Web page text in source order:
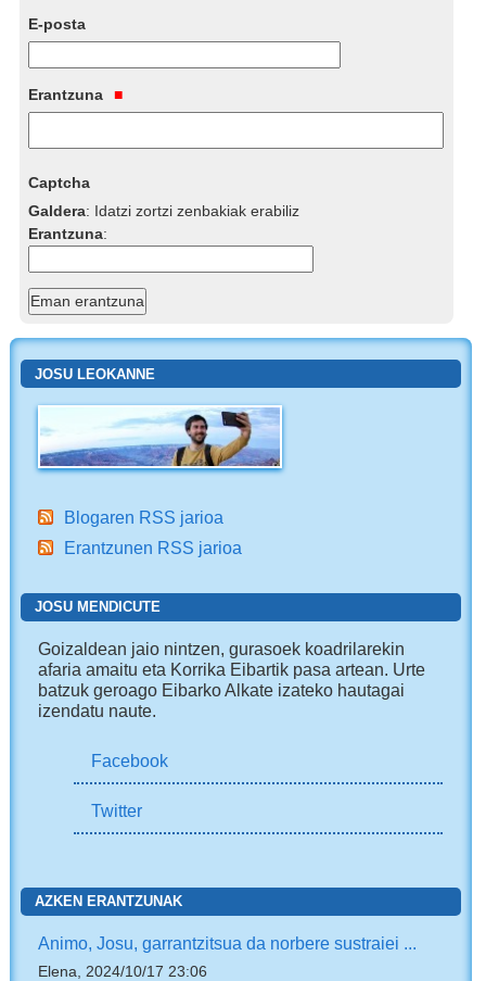
E-posta
Erantzuna
Captcha
Galdera: Idatzi zortzi zenbakiak erabiliz
Erantzuna:
JOSU LEOKANNE
Blogaren RSS jarioa
Erantzunen RSS jarioa
JOSU MENDICUTE
Goizaldean jaio nintzen, gurasoek koadrilarekin
afaria amaitu eta Korrika Eibartik pasa artean. Urte
batzuk geroago Eibarko Alkate izateko hautagai
izendatu naute.
Facebook
Twitter
AZKEN ERANTZUNAK
Animo, Josu, garrantzitsua da norbere sustraiei ...
Elena, 2024/10/17 23:06